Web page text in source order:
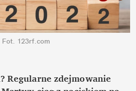
Fot. 123rf.com
Regularne zdejmowanie